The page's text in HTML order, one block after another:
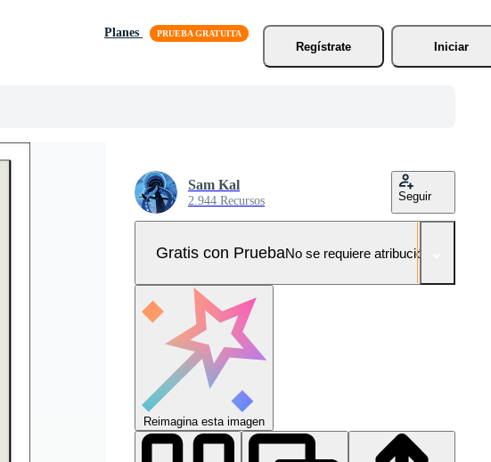
Planes
Regístrate
Iniciar
Sam Kal
2.944 Recursos Seguir
Gratis con PruebaNo se requiere atribución!
Reimagina esta imagen